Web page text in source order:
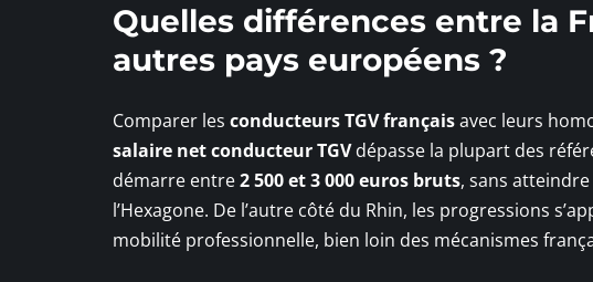
Quelles différences entre la
autres pays européens ?
Comparer les conducteurs TGV françaisavec leurs
salaire net conducteur TGVdépasse la plupart des
démarre entre2 500 et 3 000 euros bruts, sans
l’Hexagone. De l’autre côté du Rhin, les progressions
mobilité professionnelle, bien loin des mécanismes